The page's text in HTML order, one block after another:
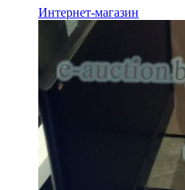
Интернет-магазин